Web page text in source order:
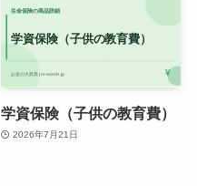
学資保険（子供の教育費）
2026年7月21日